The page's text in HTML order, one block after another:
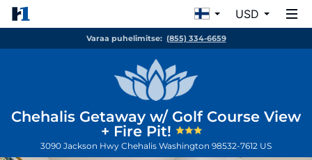
USD
Varaa puhelimitse: (855) 334-6659
Chehalis Getaway w/ Golf Course View
+ Fire Pit!
3090 Jackson Hwy Chehalis Washington 98532-7612 US